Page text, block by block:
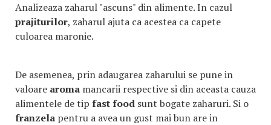
Analizeaza zaharul "ascuns" din alimente. In cazul
prajiturilor, zaharul ajuta ca acestea ca capete
culoarea maronie.
De asemenea, prin adaugarea zaharului se pune in
valoare aroma mancarii respective si din aceasta cauza
alimentele de tip fast food sunt bogate zaharuri. Si o
franzela pentru a avea un gust mai bun are in